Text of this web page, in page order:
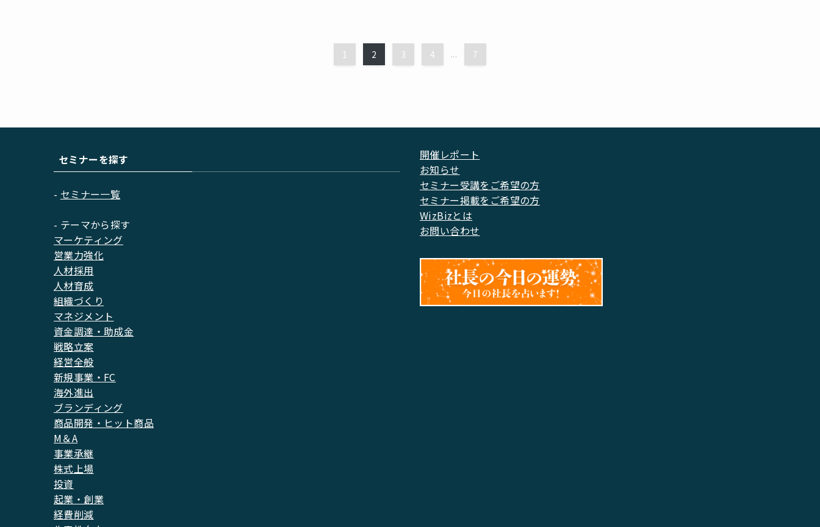
1 2 3 4 ... 7
セミナーを探す
- セミナー一覧
- テーマから探す
マーケティング
営業力強化
人材採用
人材育成
組織づくり
マネジメント
資金調達・助成金
戦略立案
経営全般
新規事業・FC
海外進出
ブランディング
商品開発・ヒット商品
M＆A
事業承継
株式上場
投資
起業・創業
経費削減
開催レポート
お知らせ
セミナー受講をご希望の方
セミナー掲載をご希望の方
WizBizとは
お問い合わせ